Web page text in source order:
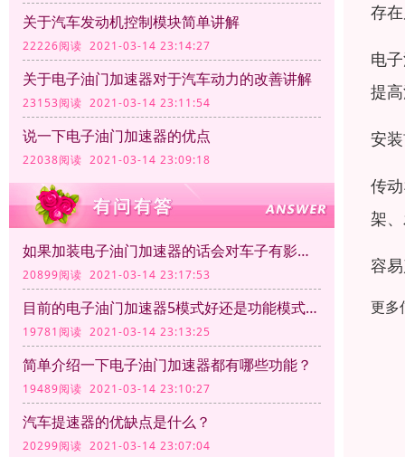
关于汽车发动机控制模块简单讲解
22226阅读 2021-03-14 23:14:27
关于电子油门加速器对于汽车动力的改善讲解
23153阅读 2021-03-14 23:11:54
说一下电子油门加速器的优点
22038阅读 2021-03-14 23:09:18
如果加装电子油门加速器的话会对车子有影响吗？
20899阅读 2021-03-14 23:17:53
目前的电子油门加速器5模式好还是功能模式越多越好呢？
19781阅读 2021-03-14 23:13:25
简单介绍一下电子油门加速器都有哪些功能？
19489阅读 2021-03-14 23:10:27
汽车提速器的优缺点是什么？
20299阅读 2021-03-14 23:07:04
存
电
提
安
传
架
容
更多